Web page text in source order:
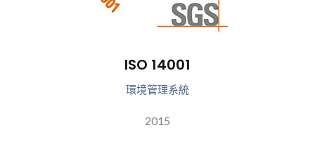
ISO 14001
環境管理系統
2015